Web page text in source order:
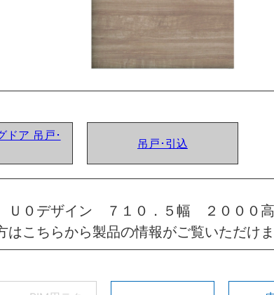
ドア 吊戸･
吊戸･引込
０デザイン ７１０．５幅 ２０００
こちらから製品の情報がご覧いただけ